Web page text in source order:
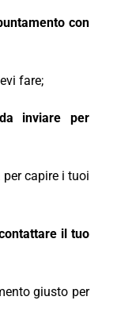
con
fare;
inviare per
capire i tuoi
il tuo
giusto per